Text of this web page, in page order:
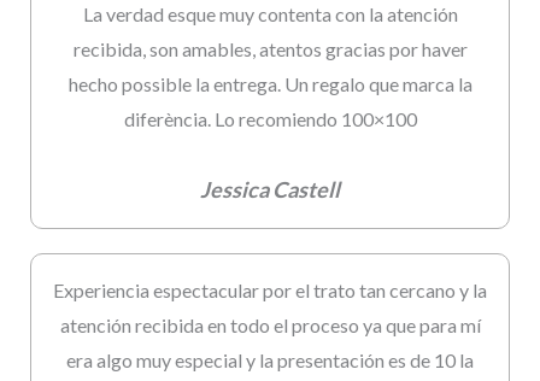
La verdad esque muy contenta con la atención
recibida, son amables, atentos gracias por haver
hecho possible la entrega. Un regalo que marca la
diferència. Lo recomiendo 100×100
Jessica Castell
Experiencia espectacular por el trato tan cercano y la
atención recibida en todo el proceso ya que para mí
era algo muy especial y la presentación es de 10 la